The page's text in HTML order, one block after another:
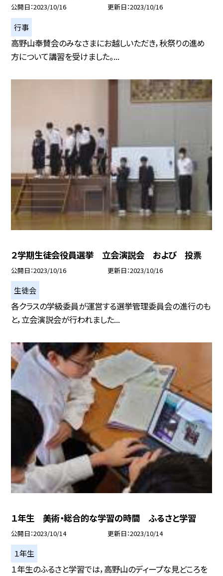
公開日 2023/10/16 更新日 2023/10/16
行事
高野山奉賛会のみなさまにお越しいただき，秋祭りの進め
方について講習を受けました。...
２学期生徒会役員選挙 立会演説会 および 投票
公開日 2023/10/16 更新日 2023/10/16
生徒会
各クラスの学級委員が運営する選挙管理委員会の進行のも
と，立会演説会が行われました...
１年生 美術・総合的な学習の時間 ふるさと学習
公開日 2023/10/14 更新日 2023/10/14
１年生
１年生のふるさと学習では，高野山のディープな見どころを